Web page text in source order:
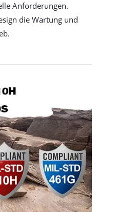
Anforderungen.
die Wartung und